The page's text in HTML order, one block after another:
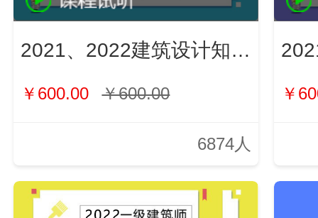
2021、2022建筑设计知识（新）
￥600.00 ￥600.00
6874人
￥